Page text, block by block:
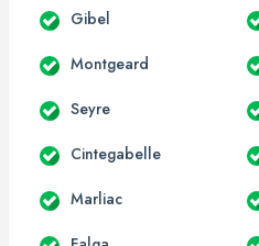
Gibel
Montgeard
Seyre
Cintegabelle
Marliac